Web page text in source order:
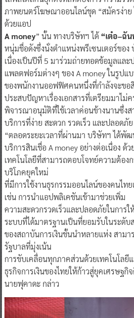
ภาพยนตร์โฆษณาออนไลน์ชุด “สมัครง่าย
ด้วยแอป
A money” นั้น ทางบริษัทฯ ได้ “เต๋อ–ฉั
หนุ่มชื่อดังซึ่งนั่งตำแหน่งพรีเซนเตอร์ของ
เนื่องเป็นปีที่ 5 มาร่วมถ่ายทอดข้อมูลและ
แพลตฟอร์มต่างๆ ของ A money ในรูปแ
ของพนักงานออฟฟิศคนหนึ่งที่กำลังจะขอ
ประสบปัญหาเรื่องเอกสารที่เตรียมมาไม่ค
พิจารณาอนุมัติที่ใช้เวลาค่อนข้างนานซึ่ง
บริการที่ง่าย สะดวก รวดเร็ว และปลอดภัย
“ตลอดระยะเวลาที่ผ่านมา บริษัทฯ ได้พั
บริการสินเชื่อ A money อย่างต่อเนื่อง
เทคโนโลยีที่สามารถตอบโจทย์ความต้อง
บริโภคยุคใหม่
ที่มีการใช้งานธุรกรรมออนไลน์ของคนไท
เช่น การนำแอปพลิเคชันเข้ามาช่วยเพิ่ม
ความสะดวกรวดเร็วและปลอดภัยในการใ
ระบบที่ได้มาตรฐานเป็นที่ยอมรับในระดั
ของสถาบันการเงินชั้นนำหลายแห่ง สาม
รัฐบาลที่มุ่งเน้น
การขับเคลื่อนทุกภาคส่วนด้วยเทคโนโลยี
ธุรกิจการเงินของไทยให้ก้าวสู่ยุคเศรษฐ
นายฟุคาดะ กล่าว